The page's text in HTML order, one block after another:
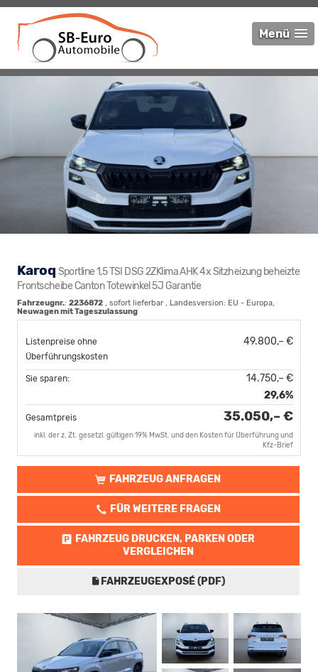
Menü
Karoq Sportline 1,5 TSI DSG 2ZKlima AHK 4x Sitzheizung beheizte
Frontscheibe Canton Totewinkel 5J Garantie
Fahrzeugnr.: 2236872 , sofort lieferbar , Landesversion: EU - Europa,
Neuwagen mit Tageszulassung
Listenpreise ohne
Überführungskosten
49.800,– €
Sie sparen:
14.750,– €
29,6%
Gesamtpreis 35.050,– €
inkl. der z. Zt. gesetzl. gültigen 19% MwSt. und den Kosten für Überführung und
Kfz-Brief
FAHRZEUG ANFRAGEN
FÜR WEITERE FRAGEN
FAHRZEUG DRUCKEN, PARKEN ODER
VERGLEICHEN
FAHRZEUGEXPOSÉ (PDF)